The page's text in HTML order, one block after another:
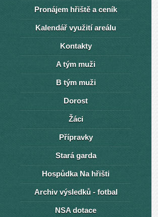
Pronájem hřiště a ceník
Kalendář využití areálu
Kontakty
A tým muži
B tým muži
Dorost
Žáci
Přípravky
Stará garda
Hospůdka Na hřišti
Archiv výsledků - fotbal
NSA dotace